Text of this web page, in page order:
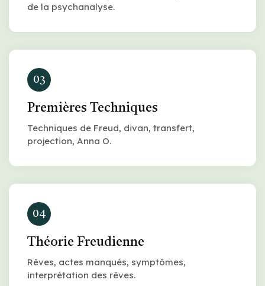
de la psychanalyse.
03
Premières Techniques
Techniques de Freud, divan, transfert,
projection, Anna O.
04
Théorie Freudienne
Rêves, actes manqués, symptômes,
interprétation des rêves.